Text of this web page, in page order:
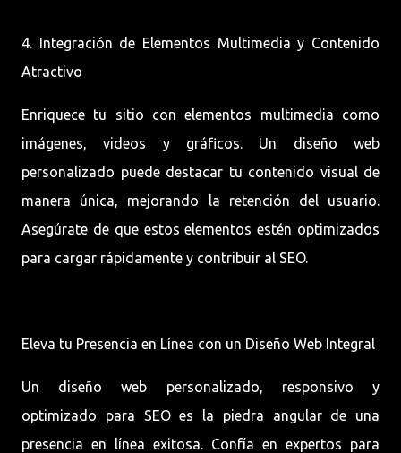
4. Integración de Elementos Multimedia y Contenido
Atractivo
Enriquece tu sitio con elementos multimedia como
imágenes, videos y gráficos. Un diseño web
personalizado puede destacar tu contenido visual de
manera única, mejorando la retención del usuario.
Asegúrate de que estos elementos estén optimizados
para cargar rápidamente y contribuir al SEO.
Eleva tu Presencia en Línea con un Diseño Web Integral
Un diseño web personalizado, responsivo y
optimizado para SEO es la piedra angular de una
presencia en línea exitosa. Confía en expertos para